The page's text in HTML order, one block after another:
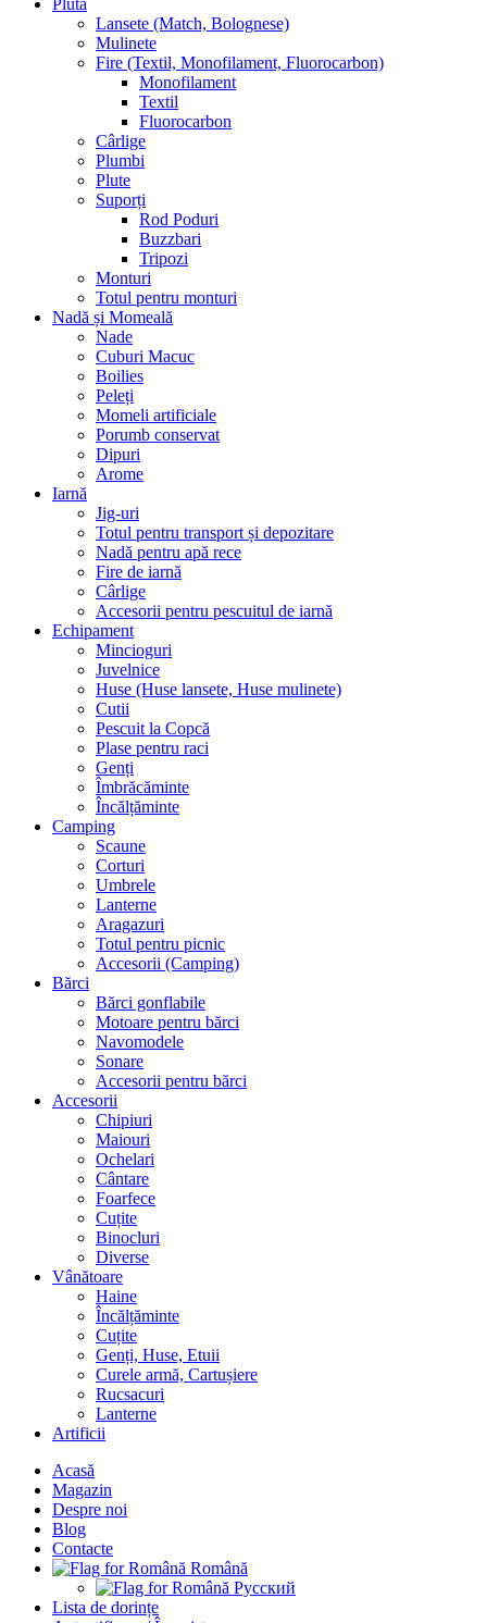
Lansete (Match, Bolognese)
Mulinete
Fire (Textil, Monofilament, Fluorocarbon)
Monofilament
Textil
Fluorocarbon
Cârlige
Plumbi
Plute
Suporți
Rod Poduri
Buzzbari
Tripozi
Monturi
Totul pentru monturi
Nadă și Momeală
Nade
Cuburi Macuc
Boilies
Peleți
Momeli artificiale
Porumb conservat
Dipuri
Arome
Iarnă
Jig-uri
Totul pentru transport și depozitare
Nadă pentru apă rece
Fire de iarnă
Cârlige
Accesorii pentru pescuitul de iarnă
Echipament
Mincioguri
Juvelnice
Huse (Huse lansete, Huse mulinete)
Cutii
Pescuit la Copcă
Plase pentru raci
Genți
Îmbrăcăminte
Încălțăminte
Camping
Scaune
Corturi
Umbrele
Lanterne
Aragazuri
Totul pentru picnic
Accesorii (Camping)
Bărci
Bărci gonflabile
Motoare pentru bărci
Navomodele
Sonare
Accesorii pentru bărci
Accesorii
Chipiuri
Maiouri
Ochelari
Cântare
Foarfece
Cuțite
Binocluri
Diverse
Vânătoare
Haine
Încălțăminte
Cuțite
Genți, Huse, Etuii
Curele armă, Cartușiere
Rucsacuri
Lanterne
Artificii
Acasă
Magazin
Despre noi
Blog
Contacte
Română
Русский
Lista de dorințe